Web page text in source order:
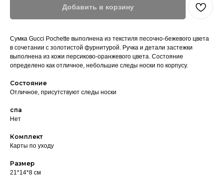
Добавить в корзину
Сумка Gucci Pochette выполнена из текстиля песочно-бежевого цвета
в сочетании с золотистой фурнитурой. Ручка и детали застежки
выполнена из кожи персиково-оранжевого цвета. Состояние
определено как отличное, небольшие следы носки по корпусу.
Состояние
Отличное, присутствуют следы носки
спа
Нет
Комплект
Карты по уходу
Размер
21*14*8 см